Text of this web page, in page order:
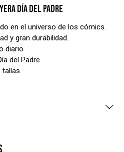
DÍA DEL PADRE
en el universo de los cómics.
y gran durabilidad.
diario.
del Padre.
tallas.